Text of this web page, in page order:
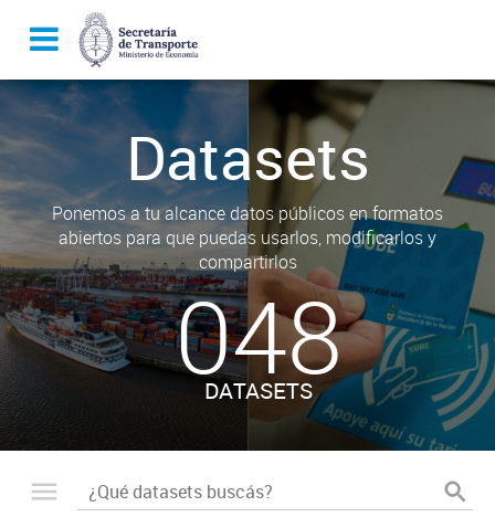
Datasets
Ponemos a tu alcance datos públicos en formatos
abiertos para que puedas usarlos, modificarlos y
compartirlos
048
DATASETS